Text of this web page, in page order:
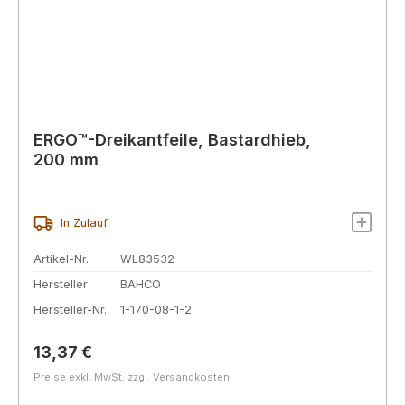
ERGO™-Dreikantfeile, Bastardhieb,
200 mm
In Zulauf
Artikel-Nr.
WL83532
Hersteller
BAHCO
Hersteller-Nr.
1-170-08-1-2
Regulärer Preis:
13,37 €
Preise exkl. MwSt. zzgl. Versandkosten